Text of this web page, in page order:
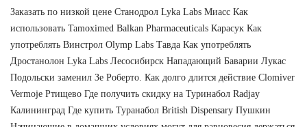
Заказать по низкой цене Станодрол Lyka Labs Миасс Как
использовать Tamoximed Balkan Pharmaceuticals Карасук Как
употреблять Винстрол Olymp Labs Тавда Как употреблять
Дростанолон Lyka Labs Лесосибирск Нападающий Баварии Лукас
Подольски заменил Зе Роберто. Как долго длится действие Clomiver
Vermoje Ртищево Где получить скидку на Туринабол Radjay
Калининград Где купить Туранабол British Dispensary Пушкин